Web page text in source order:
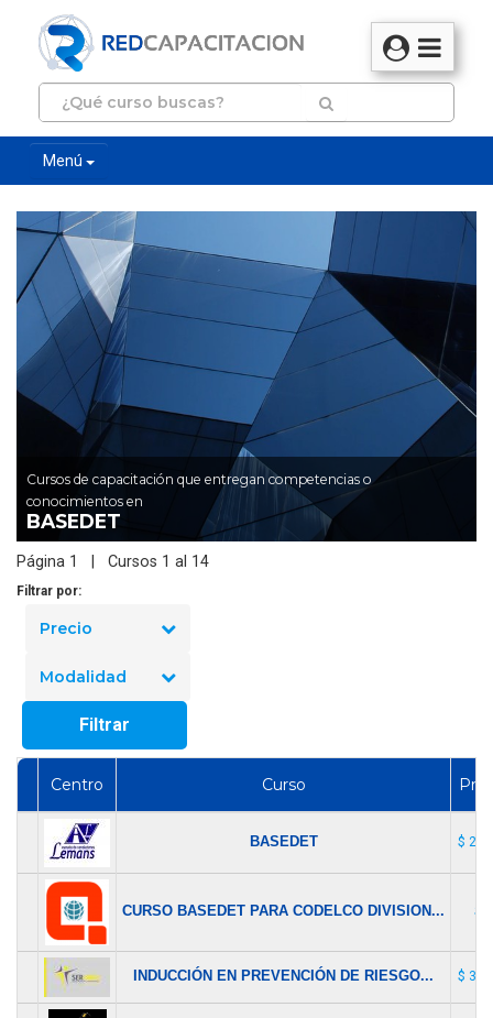
Menú
Cursos de capacitación que entregan competencias o
conocimientos en
BASEDET
Página 1 | Cursos 1 al 14
Filtrar por:
Precio
Modalidad
Filtrar
Centro Curso
BASEDET $
CURSO BASEDET PARA CODELCO DIVISION... $ 1
INDUCCIÓN EN PREVENCIÓN DE RIESGO... $